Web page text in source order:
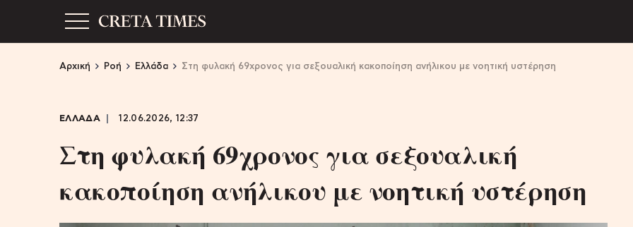
Αρχική Ροή Ελλάδα Στη φυλακή 69χρονος για σεξουαλική κακοποίηση ανήλικου με νοητική υστέρηση
ΕΛΛΑΔΑ 12.06.2026, 12:37
Στη φυλακή 69χρονος για σεξουαλική
κακοποίηση ανήλικου με νοητική υστέρηση